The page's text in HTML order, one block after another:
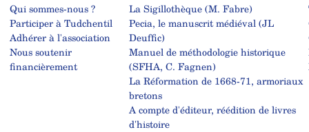
Qui sommes-nous ?
Participer à Tudchentil
Adhérer à l'association
Nous soutenir
financièrement
La Sigillothèque (M. Fabre)
Pecia, le manuscrit médiéval (JL
Deuffic)
Manuel de méthodologie historique
(SFHA, C. Fagnen)
La Réformation de 1668-71, armoriaux
bretons
A compte d'éditeur, réédition de livres
d'histoire